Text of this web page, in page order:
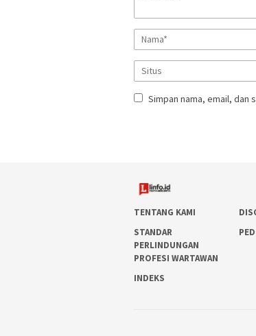
Simpan nama, email, dan
TENTANG KAMI
STANDAR
PERLINDUNGAN
PROFESI WARTAWAN
INDEKS